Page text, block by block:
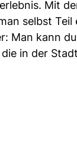
Mit
selbst
Man kann
in der